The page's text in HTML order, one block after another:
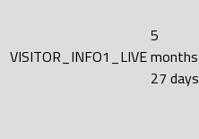
VISITOR_INFO1_LIVE
5
months
27 days